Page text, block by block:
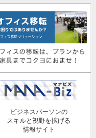
ビジネスパーソンの
スキルと視野を拡げる
情報サイト